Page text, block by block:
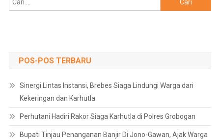
untuk:
POS-POS TERBARU
Sinergi Lintas Instansi, Brebes Siaga Lindungi Warga dari
Kekeringan dan Karhutla
Perhutani Hadiri Rakor Siaga Karhutla di Polres Grobogan
Bupati Tinjau Penanganan Banjir Di Jono-Gawan, Ajak Warga